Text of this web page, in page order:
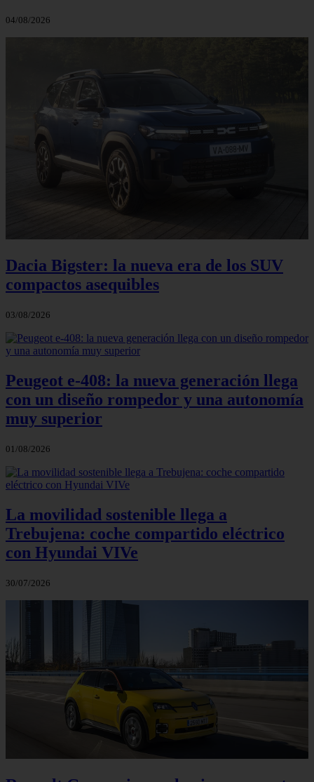
04/08/2026
Dacia Bigster: la nueva era de los SUV
compactos asequibles
03/08/2026
Peugeot e-408: la nueva generación llega
con un diseño rompedor y una autonomía
muy superior
01/08/2026
La movilidad sostenible llega a
Trebujena: coche compartido eléctrico
con Hyundai VIVe
30/07/2026